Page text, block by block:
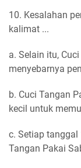
10. Kesalahan
kalimat ...
a. Selain itu,
menyebarnya
b. Cuci Tangan
kecil untuk
c. Setiap tanggal
Tangan Pakai